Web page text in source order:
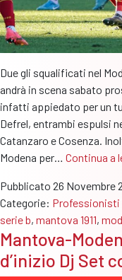
Due gli squalificati nel
andrà in scena sabato
infatti appiedato per un
Defrel, entrambi espulsi
Catanzaro e Cosenza.
Modena per… Continua a
Pubblicato 26 Novembre
Categorie: Professionisti
serie b, mantova 1911,
Mantova-
d’inizio Dj Set